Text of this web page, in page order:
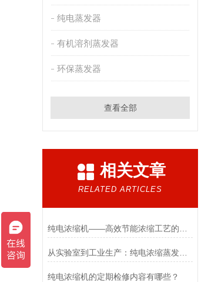
纯电蒸发器
有机溶剂蒸发器
环保蒸发器
查看全部
相关文章
RELATED ARTICLES
从实验室到工业生产：纯电浓缩蒸发机的规模化应用
纯电浓缩机的定期检修内容有哪些？